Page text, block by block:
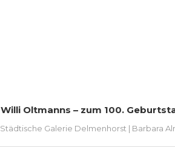
Willi Oltmanns – zum 100.
Städtische Galerie Delmenhorst | Barbara